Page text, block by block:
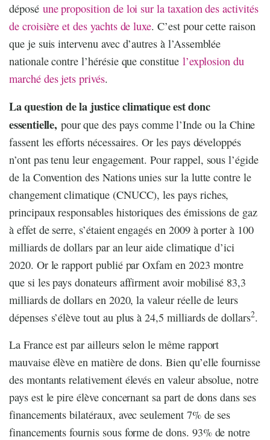
déposé une proposition de loi sur la taxation des activités
de croisière et des yachts de luxe. C’est pour cette raison
que je suis intervenu avec d’autres à l’Assemblée
nationale contre l’hérésie que constitue l’explosion du
marché des jets privés.
La question de la justice climatique est donc
essentielle, pour que des pays comme l’Inde ou la Chine
fassent les efforts nécessaires. Or les pays développés
n’ont pas tenu leur engagement. Pour rappel, sous l’égide
de la Convention des Nations unies sur la lutte contre le
changement climatique (CNUCC), les pays riches,
principaux responsables historiques des émissions de gaz
à effet de serre, s’étaient engagés en 2009 à porter à 100
milliards de dollars par an leur aide climatique d’ici
2020. Or le rapport publié par Oxfam en 2023 montre
que si les pays donateurs affirment avoir mobilisé 83,3
milliards de dollars en 2020, la valeur réelle de leurs
dépenses s’élève tout au plus à 24,5 milliards de dollars2.
La France est par ailleurs selon le même rapport
mauvaise élève en matière de dons. Bien qu’elle fournisse
des montants relativement élevés en valeur absolue, notre
pays est le pire élève concernant sa part de dons dans ses
financements bilatéraux, avec seulement 7% de ses
financements fournis sous forme de dons. 93% de notre